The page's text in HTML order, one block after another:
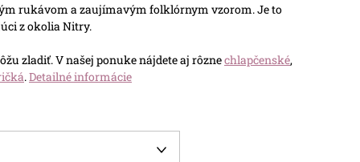
rukávom a zaujímavým folklórnym vzorom. Je to
z okolia Nitry.
zladiť. V našej ponuke nájdete aj rôznechlapčenské,
.Detailné informácie